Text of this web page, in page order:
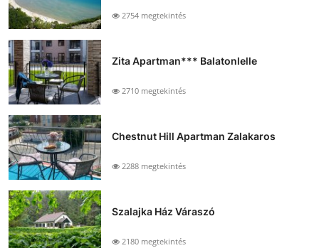
2754 megtekintés
Zita Apartman*** Balatonlelle
2710 megtekintés
Chestnut Hill Apartman Zalakaros
2288 megtekintés
Szalajka Ház Váraszó
2180 megtekintés